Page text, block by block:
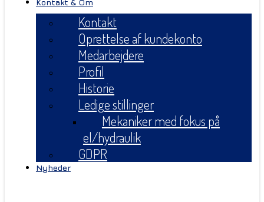
Kontakt & Om
Kontakt
Oprettelse af kundekonto
Medarbejdere
Profil
Historie
Ledige stillinger
Mekaniker med fokus på
el/hydraulik
GDPR
Nyheder